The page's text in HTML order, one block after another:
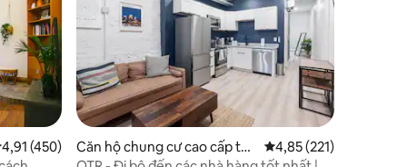
hạng trung bình 4,91/5, 450 đánh giá
4,91 (450)
Căn hộ chung cư cao cấp tại
Xếp hạng trung bình
4,85 (221)